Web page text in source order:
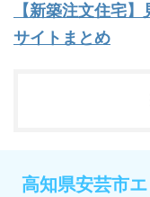
【新築注文住宅
サイトまとめ
高知県安芸市